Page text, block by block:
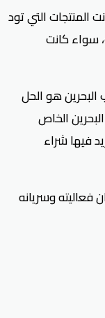
حتى وإن كانت المنتجات التي تود
سواء كانت
هو الحل
الأمثل، وبشكل عام فهو يمنحك فرصة كبيرة للانفتاح على عالم الصحة والجمال؛ إذ تكمن المشكلة الرئيسة للاستكشاف انخفاض القدرة الشرائية، ولكن في ظل كوبون خصم iherb البحرين الخاص
فيها شراء
وسريانه